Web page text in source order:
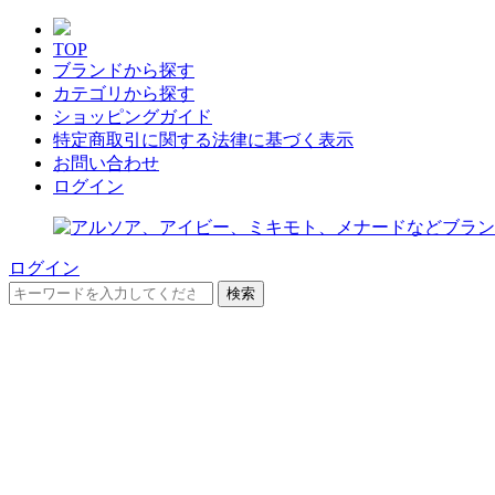
TOP
ブランドから探す
カテゴリから探す
ショッピングガイド
特定商取引に関する法律に基づく表示
お問い合わせ
ログイン
ログイン
検索